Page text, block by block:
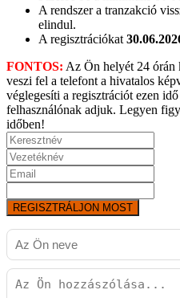
A rendszer a tranzakció
elindul.
A regisztrációkat
FONTOS: Az Ön helyét 24 órán
veszi fel a telefont a hivatalos
véglegesíti a regisztrációt ezen
felhasználónak adjuk. Legyen
időben!
REGISZTRÁLJON MOST